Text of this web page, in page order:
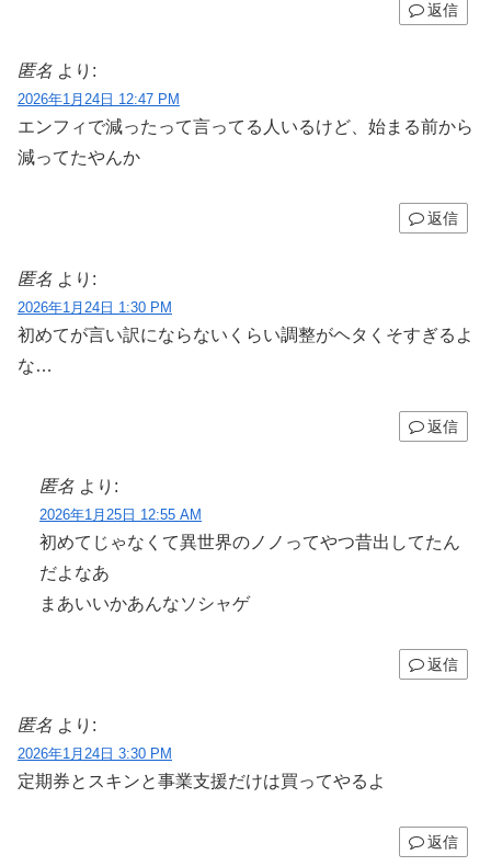
返信
匿名 より:
2026年1月24日 12:47 PM
エンフィで減ったって言ってる人いるけど、始まる前から
減ってたやんか
返信
匿名 より:
2026年1月24日 1:30 PM
初めてが言い訳にならないくらい調整がヘタくそすぎるよ
な…
返信
匿名 より:
2026年1月25日 12:55 AM
初めてじゃなくて異世界のノノってやつ昔出してたん
だよなあ
まあいいかあんなソシャゲ
返信
匿名 より:
2026年1月24日 3:30 PM
定期券とスキンと事業支援だけは買ってやるよ
返信